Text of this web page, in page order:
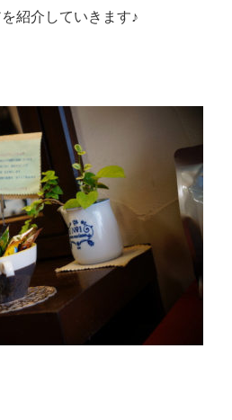
紹介していきます♪